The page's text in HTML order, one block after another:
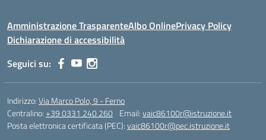
Amministrazione TrasparenteAlbo OnlinePrivacy Policy
Dichiarazione di accessibilità
Seguici su:
Indirizzo:Via Marco Polo, 9 - Ferno
Centralino:+39 0331 240 260 Email:vaic86100r@istruzione.it
Posta elettronica certificata (PEC):vaic86100r@pec.istruzione.it